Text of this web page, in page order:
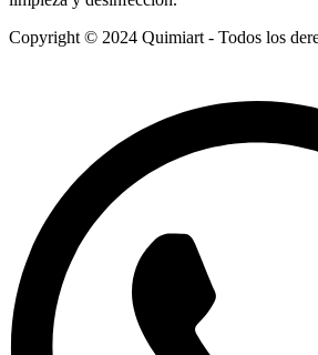
Copyright © 2024 Quimiart - Todos los